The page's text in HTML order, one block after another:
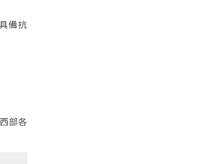
備抗
部各